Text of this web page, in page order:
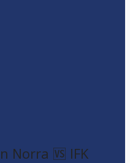
Norra 🆚 IFK